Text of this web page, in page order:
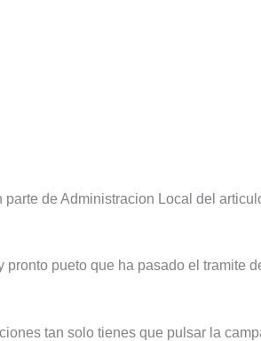
de Administracion Local del
pronto pueto que ha pasado el tramite
tan solo tienes que pulsar la